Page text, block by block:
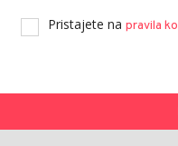
Pristajete na pravila